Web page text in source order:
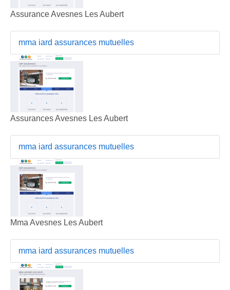
Assurance Avesnes Les Aubert
mma iard assurances mutuelles
Assurances Avesnes Les Aubert
mma iard assurances mutuelles
Mma Avesnes Les Aubert
mma iard assurances mutuelles